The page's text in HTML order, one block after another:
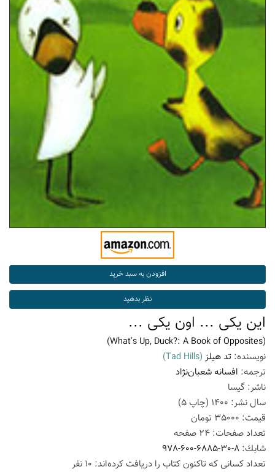
این یکی ... اون یکی ...
(What's Up, Duck?: A Book of Opposites)
نویسنده: تد هیلز (Tad Hills)
ترجمه: افسانه شعبان‌نژاد
ناشر: گیسا
سال نشر: 1400 (چاپ5
)
قیمت: 35000 تومان
تعداد صفحات: 24 صفحه
شابك: 978-600-6885-30-8
تعداد كسانی كه تاكنون كتاب را دریافت كرده‌اند: 10 نفر